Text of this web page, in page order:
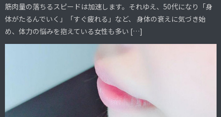
筋肉量の落ちるスピードは加速します。それゆえ、50代になり「身
体がたるんでいく」「すぐ疲れる」など、 身体の衰えに気づき始
め、体力の悩みを抱えている女性も多い […]